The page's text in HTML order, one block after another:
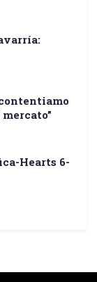
Hearts 6-